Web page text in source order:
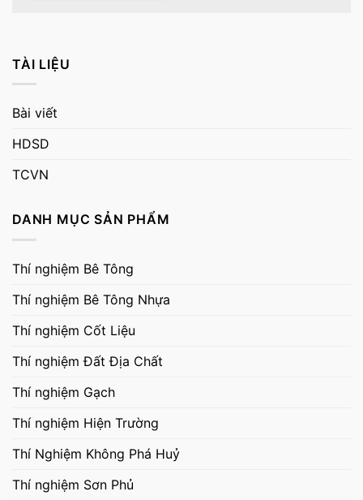
TÀI LIỆU
Bài viết
HDSD
TCVN
DANH MỤC SẢN PHẨM
Thí nghiệm Bê Tông
Thí nghiệm Bê Tông Nhựa
Thí nghiệm Cốt Liệu
Thí nghiệm Đất Địa Chất
Thí nghiệm Gạch
Thí nghiệm Hiện Trường
Thí Nghiệm Không Phá Huỷ
Thí nghiệm Sơn Phủ